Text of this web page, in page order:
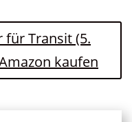
für Transit (5.
kaufen